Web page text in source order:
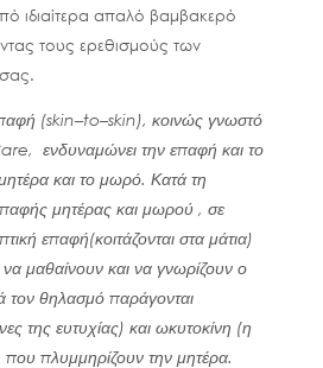
ιδιαίτερα απαλό βαμβακερό
τους ερεθισμούς των
(skin–to–skin), κοινώς γνωστό
ενδυναμώνει την επαφή και το
και το μωρό. Κατά τη
μητέρας και μωρού , σε
επαφή(κοιτάζονται στα μάτια)
να μαθαίνουν και να γνωρίζουν ο
τον θηλασμό παράγονται
της ευτυχίας) και ωκυτοκίνη (η
πλυμμηρίζουν την μητέρα.